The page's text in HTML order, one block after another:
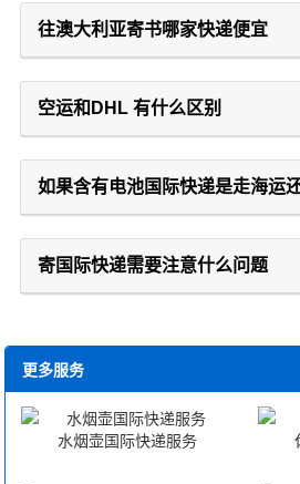
往澳大利亚寄书哪家快递便宜
空运和DHL 有什么区别
如果含有电池国际快递是走海运
寄国际快递需要注意什么问题
更多服务
水烟壶国际快递服务